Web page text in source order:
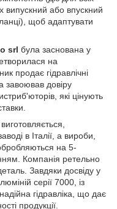
випускний або впускний
щоб адаптувати
srl була заснована у
на
продає гідравлічні
завоював довіру
які цінують
в Італії, а вироби,
на 5-
Компанія ретельно
Завдяки досвіду у
серії 7000, із
гідравліка, що дає
продукції.